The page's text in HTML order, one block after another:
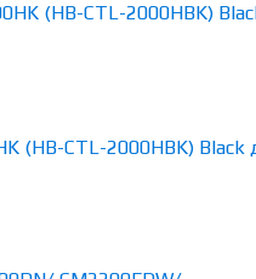
(HB-CTL-2000HBK) Black